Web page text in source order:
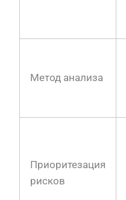
Метод анализа
Приоритезация
рисков